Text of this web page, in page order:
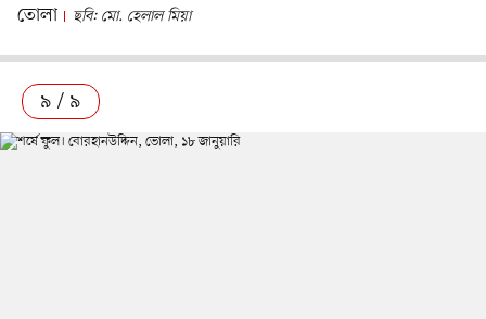
তোলা
ছবি: মো. হেলাল মিয়া
৯ / ৯